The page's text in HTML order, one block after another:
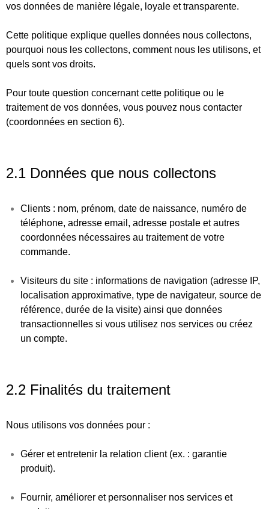
vos données de manière légale, loyale et transparente.
Cette politique explique quelles données nous collectons,
pourquoi nous les collectons, comment nous les utilisons, et
quels sont vos droits.
Pour toute question concernant cette politique ou le
traitement de vos données, vous pouvez nous contacter
(coordonnées en section 6).
2.1 Données que nous collectons
Clients : nom, prénom, date de naissance, numéro de
téléphone, adresse email, adresse postale et autres
coordonnées nécessaires au traitement de votre
commande.
Visiteurs du site : informations de navigation (adresse IP,
localisation approximative, type de navigateur, source de
référence, durée de la visite) ainsi que données
transactionnelles si vous utilisez nos services ou créez
un compte.
2.2 Finalités du traitement
Nous utilisons vos données pour :
Gérer et entretenir la relation client (ex. : garantie
produit).
Fournir, améliorer et personnaliser nos services et